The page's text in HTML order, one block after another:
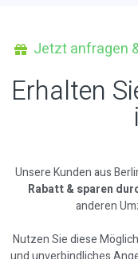
Jetzt anfragen
Erhalten
Unsere Kunden aus
Rabatt & sparen
anderen
Nutzen Sie diese